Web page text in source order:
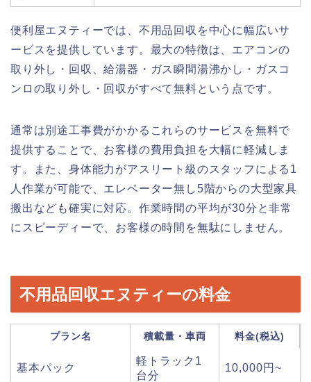
便利屋エヌティーでは、不用品回収を中心に幅広いサ
ービスを提供しています。最大の特徴は、エアコンの
取り外し・回収、給湯器・ガス瞬間湯沸かし・ガスコ
ンロの取り外し・回収がすべて無料という点です。
通常は別途工事費がかかるこれらのサービスを無料で
提供することで、お客様の費用負担を大幅に軽減しま
す。また、身体能力がアスリート級のスタッフによる1
人作業が可能で、エレベーター無し5階からの大型家具
搬出なども確実に対応。作業時間の平均が30分と非常
にスピーディーで、お客様の時間を無駄にしません。
不用品回収エヌティーの料金
プラン名 積載量・車両 料金(税込)
基本パック
軽トラック1
台分
10,000円~